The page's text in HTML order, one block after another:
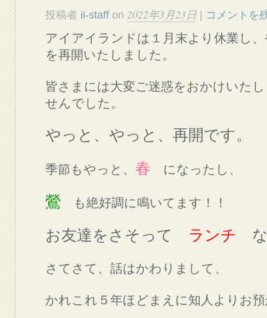
投稿者 ii-staff on 2022年3月23日 コメントを
アイアイランドは１月末より休業し
を再開いたしました。
皆さまには大変ご迷惑をおかけいた
せんでした。
やっと、やっと、再開です。
季節もやっと、 春 になったし、
鶯 も絶好調に鳴いてます！！
お友達をさそって ランチ な
さてさて、話はかわりまして、
かれこれ５年ほどまえに知人よりお